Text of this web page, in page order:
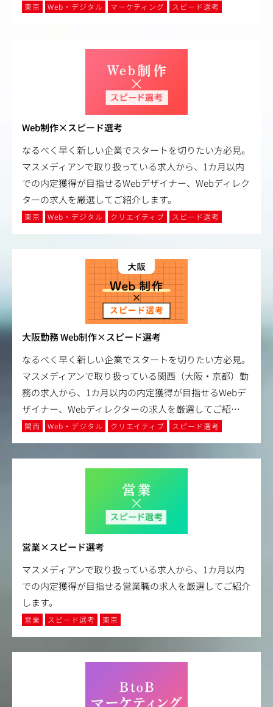
東京 Web・デジタル マーケティング スピード選考
Web制作×スピード選考
なるべく早く新しい企業でスタートを切りたい方必見。
マスメディアンで取り扱っている求人から、1カ月以内
での内定獲得が目指せるWebデザイナー、Webディレク
ターの求人を厳選してご紹介します。
東京 Web・デジタル クリエイティブ スピード選考
大阪勤務 Web制作×スピード選考
なるべく早く新しい企業でスタートを切りたい方必見。
マスメディアンで取り扱っている関西（大阪・京都）勤
務の求人から、1カ月以内の内定獲得が目指せるWebデ
ザイナー、Webディレクターの求人を厳選してご紹…
関西 Web・デジタル クリエイティブ スピード選考
営業×スピード選考
マスメディアンで取り扱っている求人から、1カ月以内
での内定獲得が目指せる営業職の求人を厳選してご紹介
します。
営業 スピード選考 東京